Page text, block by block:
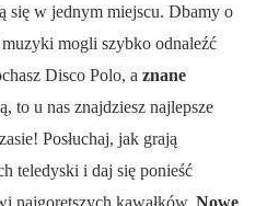
się w jednym miejscu. Dbamy o
mogli szybko odnaleźć
Disco Polo, a znane
to u nas znajdziesz najlepsze
Posłuchaj, jak grają
teledyski i daj się ponieść
najgorętszych kawałków. Nowe